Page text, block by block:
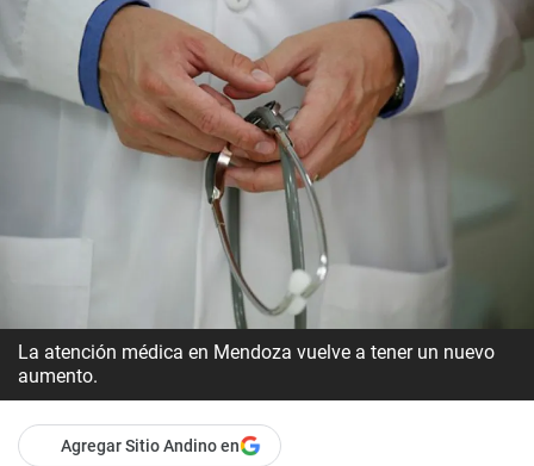
La atención médica en Mendoza vuelve a tener un nuevo
aumento.
Agregar Sitio Andino en